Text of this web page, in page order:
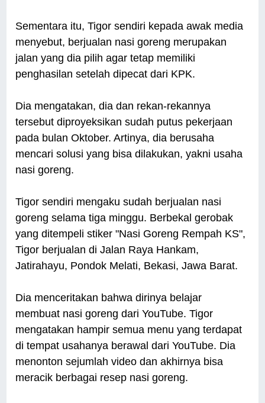
Sementara itu, Tigor sendiri kepada awak media
menyebut, berjualan nasi goreng merupakan
jalan yang dia pilih agar tetap memiliki
penghasilan setelah dipecat dari KPK.
Dia mengatakan, dia dan rekan-rekannya
tersebut diproyeksikan sudah putus pekerjaan
pada bulan Oktober. Artinya, dia berusaha
mencari solusi yang bisa dilakukan, yakni usaha
nasi goreng.
Tigor sendiri mengaku sudah berjualan nasi
goreng selama tiga minggu. Berbekal gerobak
yang ditempeli stiker "Nasi Goreng Rempah KS",
Tigor berjualan di Jalan Raya Hankam,
Jatirahayu, Pondok Melati, Bekasi, Jawa Barat.
Dia menceritakan bahwa dirinya belajar
membuat nasi goreng dari YouTube. Tigor
mengatakan hampir semua menu yang terdapat
di tempat usahanya berawal dari YouTube. Dia
menonton sejumlah video dan akhirnya bisa
meracik berbagai resep nasi goreng.